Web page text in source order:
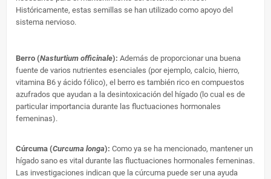
Históricamente, estas semillas se han utilizado como apoyo del
sistema nervioso.
Berro (Nasturtium officinale): Además de proporcionar una buena
fuente de varios nutrientes esenciales (por ejemplo, calcio, hierro,
vitamina B6 y ácido fólico), el berro es también rico en compuestos
azufrados que ayudan a la desintoxicación del hígado (lo cual es de
particular importancia durante las fluctuaciones hormonales
femeninas).
Cúrcuma (Curcuma longa): Como ya se ha mencionado, mantener un
hígado sano es vital durante las fluctuaciones hormonales femeninas.
Las investigaciones indican que la cúrcuma puede ser una ayuda